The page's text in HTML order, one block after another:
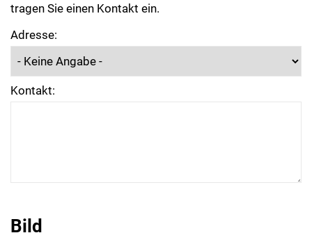
tragen Sie einen Kontakt ein.
Adresse:
Kontakt:
Bild